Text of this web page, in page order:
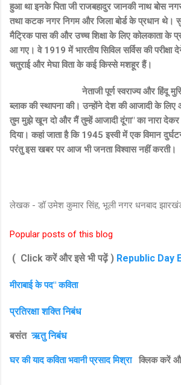
हुआ था इनके पिता जी राजबहादुर जानकी नाथ बोस
तथा कटक नगर निगम और जिला बोर्ड के प्रधान थे।
मैट्रिक पास की और उच्च शिक्षा के लिए कोलकाता के
आ गए। वे 1919 में भारतीय सिविल सर्विस की
चतुराई और मेघा विता के कई किस्से मशहूर हैं।
नेताजी पूर्ण स्वराज्य और हिंदू मुस्लिम
ब्लाक की स्थापना की। उन्होंने देश की आजादी के लिए
तुम मुझे खून दो और मैं तुम्हें आजादी दूंगा" का नारा देकर
दिया। कहां जाता है कि 1945 इस्वी में एक विमान
परंतु इस खबर पर आज भी जनता विश्वास नहीं करती।
लेखक - डॉ उमेश कुमार सिंह, भूली नगर धनबाद
Popular posts of this blog
( Click करें और इसे भी पढ़ें ) Republic Day
मीराबाई के पद" कविता
प्रतिरक्षा शक्ति निबंध
बसंत ऋतु निबंध
घर की याद कविता भवानी प्रसाद मिश्राक्लिक करें